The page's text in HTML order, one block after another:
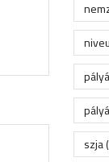
szja